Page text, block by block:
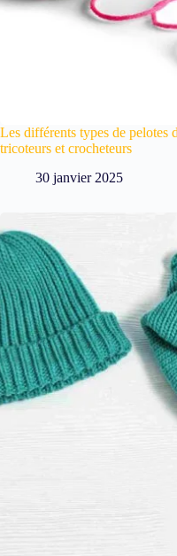
Les différents types de pelotes
tricoteurs et crocheteurs
30 janvier 2025